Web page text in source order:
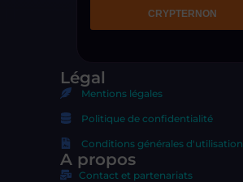
Légal
Mentions légales
Politique de confidentialité
Conditions générales d'utilisation
A propos
Contact et partenariats